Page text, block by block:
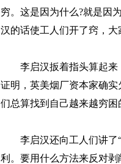
穷。这是因为什么?就是因
汉的话使工人们开了窍，
李启汉扳着指头算起来
证明，英美烟厂资本家确
们总算找到自己越来越穷困
李启汉还向工人们讲了“
利。要用什么方法来反对